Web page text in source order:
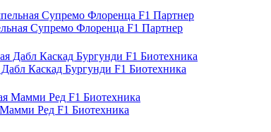
Супремо Флоренца F1 Партнер
Каскад Бургунди F1 Биотехника
Ред F1 Биотехника